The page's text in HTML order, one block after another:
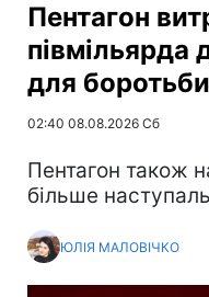
Пентагон
півмільярда
для
02:40 08.08.2026 Сб
Пентагон також
більше
ЮЛІЯ МАЛОВІЧКО